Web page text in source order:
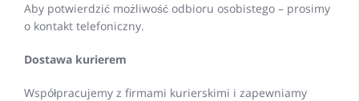
Aby potwierdzić możliwość odbioru osobistego – prosimy
o kontakt telefoniczny.
Dostawa kurierem
Współpracujemy z firmami kurierskimi i zapewniamy